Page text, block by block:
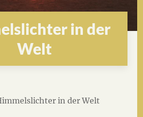
in der
Welt
in der Welt